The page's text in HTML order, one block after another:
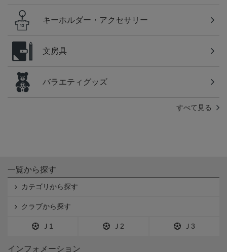
キーホルダー・アクセサリー
文房具
バラエティグッズ
すべて見る
一覧から探す
カテゴリから探す
クラブから探す
Ｊ1 Ｊ2 Ｊ3
インフォメーション